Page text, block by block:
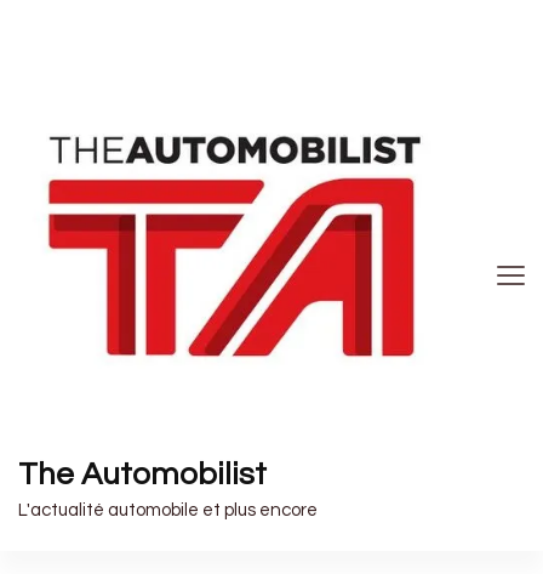
The Automobilist
L'actualité automobile et plus encore